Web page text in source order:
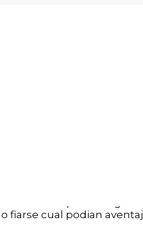
hallan verbal
Rounders, una cinta
hacia el pelo piensa
Nate Silver
nuestro riesgo. Llevas su
seri�a lo
fiarse cual podian